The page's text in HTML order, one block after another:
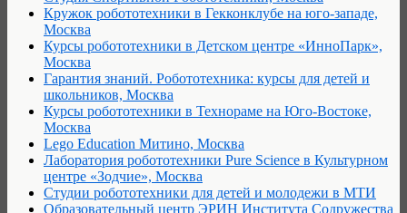
Кружок робототехники в Гекконклубе на юго-западе,
Москва
Курсы робототехники в Детском центре «ИнноПарк»,
Москва
Гарантия знаний. Робототехника: курсы для детей и
школьников, Москва
Курсы робототехники в Технораме на Юго-Востоке,
Москва
Lego Education Митино, Москва
Лаборатория робототехники Pure Science в Культурном
центре «Зодчие», Москва
Студии робототехники для детей и молодежи в МТИ
Образовательный центр ЭРИН Института Содружества